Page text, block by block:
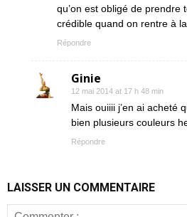
qu’on est obligé de prendre
crédible quand on rentre à
Répondre
Ginie
12 mai 2014 at 17 h 48 min
Mais ouiiii j’en ai acheté
bien plusieurs couleurs
Répondre
LAISSER UN COMMENTAIRE